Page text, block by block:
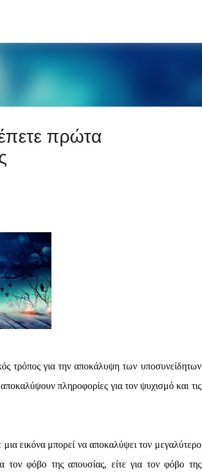
πρώτα
τρόπος για την αποκάλυψη των υποσυνείδητων
πληροφορίες για τον ψυχισμό και τις
εικόνα μπορεί να αποκαλύψει τον μεγαλύτερο
τον φόβο της απουσίας, είτε για τον φόβο της